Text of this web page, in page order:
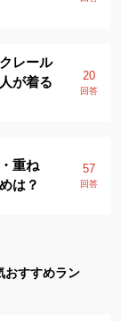
レール
が着る
20
回答
重ね
は？
57
回答
おすすめラン